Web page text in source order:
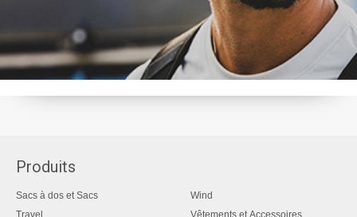
Produits
Sacs à dos et Sacs
Travel
Wind
Vêtements et Accessoires